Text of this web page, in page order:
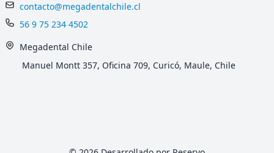
contacto@megadentalchile.cl
56 9 75 234 4502
Megadental Chile
Manuel Montt 357, Oficina 709, Curicó, Maule, Chile